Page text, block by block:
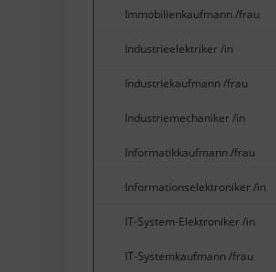
Immobilienkaufmann /frau
Industrieelektriker /in
Industriekaufmann /frau
Industriemechaniker /in
Informatikkaufmann /frau
Informationselektroniker /in
IT-System-Elektroniker /in
IT-Systemkaufmann /frau